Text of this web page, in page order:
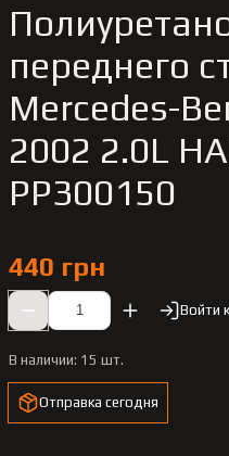
переднего
Merсedes-
2002 2.0L
PP300150
440 грн
Войти
В наличии: 15 шт.
Отправка сегодня